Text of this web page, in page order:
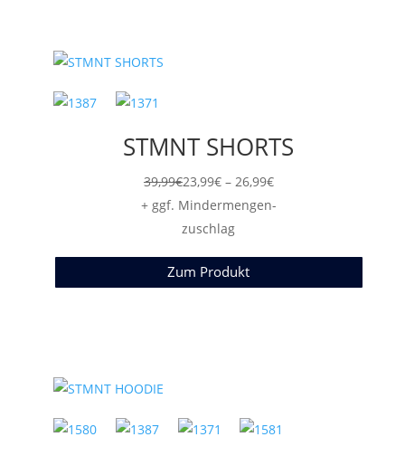
STMNT SHORTS
39,99€23,99€ – 26,99€Preisspanne:
23,99€
+ ggf. Mindermengen-
zuschlag
Zum Produkt